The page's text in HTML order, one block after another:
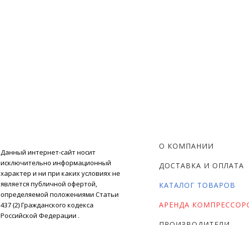
Данный интернет-сайт носит
исключительно информационный
характер и ни при каких условиях не
является публичной офертой,
определяемой положениями Статьи
437 (2) Гражданского кодекса
Российской Федерации .
О КОМПАНИИ
ДОСТАВКА И ОПЛАТА
КАТАЛОГ ТОВАРОВ
АРЕНДА